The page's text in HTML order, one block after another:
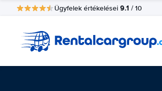
Ügyfelek értékelései 9.1 / 10